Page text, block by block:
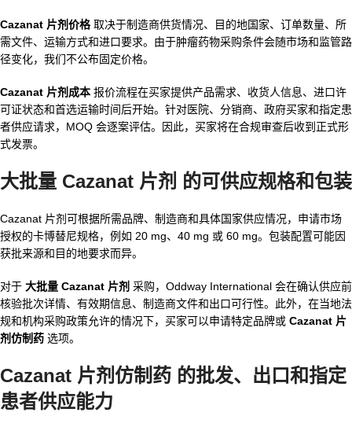
Cazanat 片剂价格取决于制造商供货情况、目的地国家、订单数量、所
需文件、运输方式和进口要求。由于肿瘤药物采购条件会随市场和监管路
径变化，我们不公布固定价格。
Cazanat 片剂成本 报价流程在买家提供产品需求、收货人信息、进口许
可证状态和首选运输时间后开始。针对医院、分销商、政府买家和指定患
者供应请求，MOQ 会逐案评估。因此，买家将在合规审查后收到正式形
式发票。
大批量 Cazanat 片剂 的可供应规格和包装
Cazanat 片剂可根据所需品牌、制造商和具体国家供应情况，申请市场
授权的卡博替尼规格，例如 20 mg、40 mg 或 60 mg。包装配置可能因
获批来源和目的地要求而异。
对于 大批量 Cazanat 片剂 采购，Oddway International 会在确认供应前
核验批次详情、有效期信息、制造商文件和出口可行性。此外，在当地法
规和机构采购政策允许的情况下，买家可以申请特定品牌或 Cazanat 片
剂仿制药 选项。
Cazanat 片剂仿制药 的批发、出口和指定
患者供应能力